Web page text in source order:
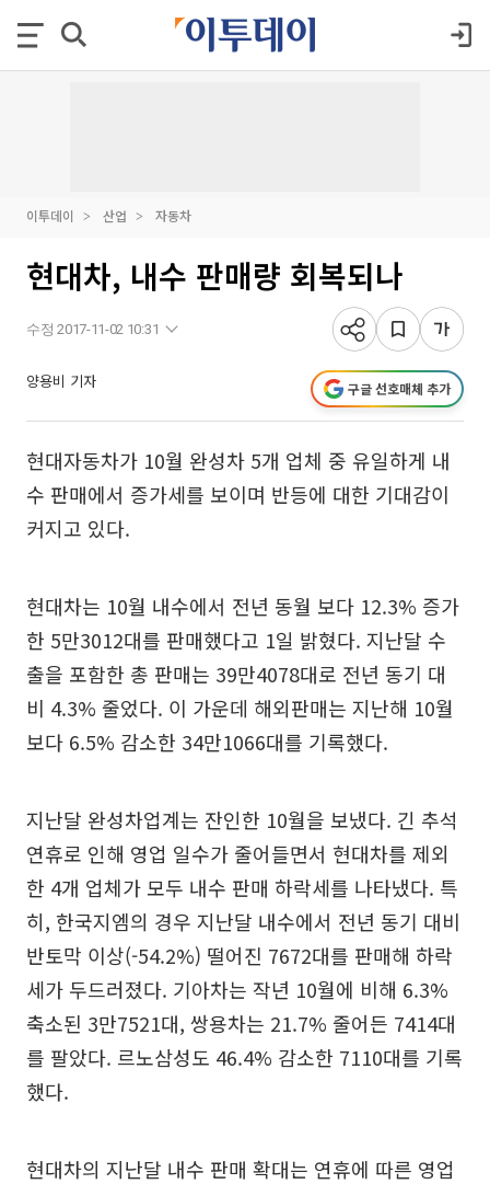
이투데이 산업 자동차
현대차, 내수 판매량 회복되나
수정 2017-11-02 10:31
양용비 기자 구글 선호매체 추가
현대자동차가 10월 완성차 5개 업체 중 유일하게 내
수 판매에서 증가세를 보이며 반등에 대한 기대감이
커지고 있다.
현대차는 10월 내수에서 전년 동월 보다 12.3% 증가
한 5만3012대를 판매했다고 1일 밝혔다. 지난달 수
출을 포함한 총 판매는 39만4078대로 전년 동기 대
비 4.3% 줄었다. 이 가운데 해외판매는 지난해 10월
보다 6.5% 감소한 34만1066대를 기록했다.
지난달 완성차업계는 잔인한 10월을 보냈다. 긴 추석
연휴로 인해 영업 일수가 줄어들면서 현대차를 제외
한 4개 업체가 모두 내수 판매 하락세를 나타냈다. 특
히, 한국지엠의 경우 지난달 내수에서 전년 동기 대비
반토막 이상(-54.2%) 떨어진 7672대를 판매해 하락
세가 두드러졌다. 기아차는 작년 10월에 비해 6.3%
축소된 3만7521대, 쌍용차는 21.7% 줄어든 7414대
를 팔았다. 르노삼성도 46.4% 감소한 7110대를 기록
했다.
현대차의 지난달 내수 판매 확대는 연휴에 따른 영업